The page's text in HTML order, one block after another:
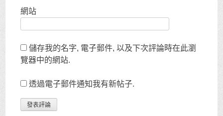
網站
儲存我的名字, 電子郵件, 以及下次評論時在此瀏
覽器中的網站.
透過電子郵件通知我有新帖子.